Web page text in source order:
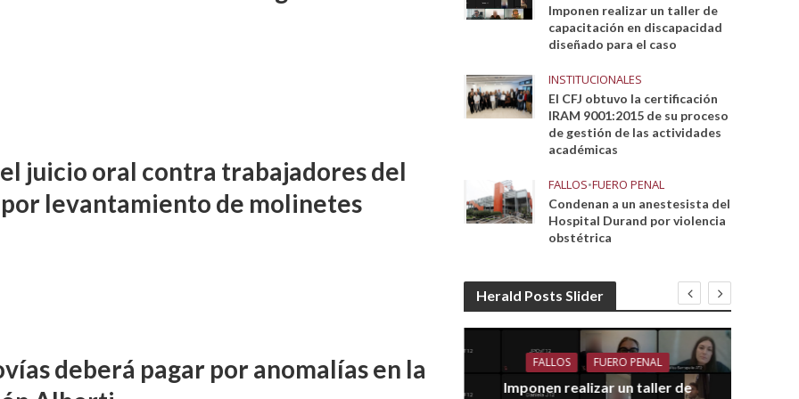
juicio oral contra trabajadores del
levantamiento de molinetes
deberá pagar por anomalías en la
Imponen realizar un taller de
capacitación en discapacidad
diseñado para el caso
INSTITUCIONALES
El CFJ obtuvo la certificación
IRAM 9001:2015 de su proceso
de gestión de las actividades
académicas
FALLOS•FUERO PENAL
Condenan a un anestesista del
Hospital Durand por violencia
obstétrica
Herald Posts Slider
FUERO PENAL
PROCESOS COLECTIVOS
FALLOS FUERO PENAL
Imponen realizar un taller de